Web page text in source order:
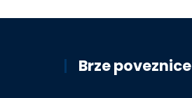
Brze poveznice